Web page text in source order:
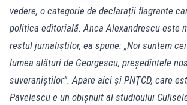
vedere, o categorie de declarații flagrante
politica editorială. Anca Alexandrescu este
restul jurnaliștilor, ea spune: „Noi suntem
lumea alături de Georgescu, președintele
suveraniștilor”. Apare aici și PNȚCD, care
Pavelescu e un obișnuit al studioului